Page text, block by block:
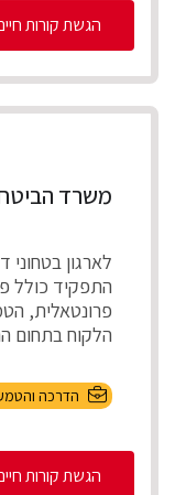
הגשת קורות
משרד
לארגון
התפקיד כולל
פרונטאלית,
הלקוח בתחום
הדרכה
הגשת קורות